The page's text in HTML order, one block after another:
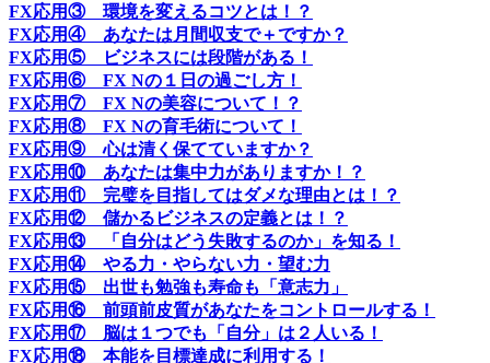
FX応用③ 環境を変えるコツとは！？
FX応用④ あなたは月間収支で＋ですか？
FX応用⑤ ビジネスには段階がある！
FX応用⑥ FX Nの１日の過ごし方！
FX応用⑦ FX Nの美容について！？
FX応用⑧ FX Nの育毛術について！
FX応用⑨ 心は清く保てていますか？
FX応用⑩ あなたは集中力がありますか！？
FX応用⑪ 完璧を目指してはダメな理由とは！？
FX応用⑫ 儲かるビジネスの定義とは！？
FX応用⑬ 「自分はどう失敗するのか」を知る！
FX応用⑭ やる力・やらない力・望む力
FX応用⑮ 出世も勉強も寿命も「意志力」
FX応用⑯ 前頭前皮質があなたをコントロールする！
FX応用⑰ 脳は１つでも「自分」は２人いる！
FX応用⑱ 本能を目標達成に利用する！